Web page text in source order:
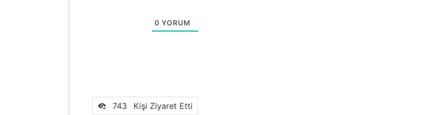
0 YORUM
743 Kişi Ziyaret Etti